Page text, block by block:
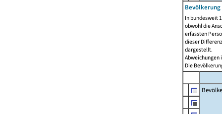
Bevölkerung
In bundesweit
obwohl die
erfassten
dieser
dargestellt.
Abweichungen
Die